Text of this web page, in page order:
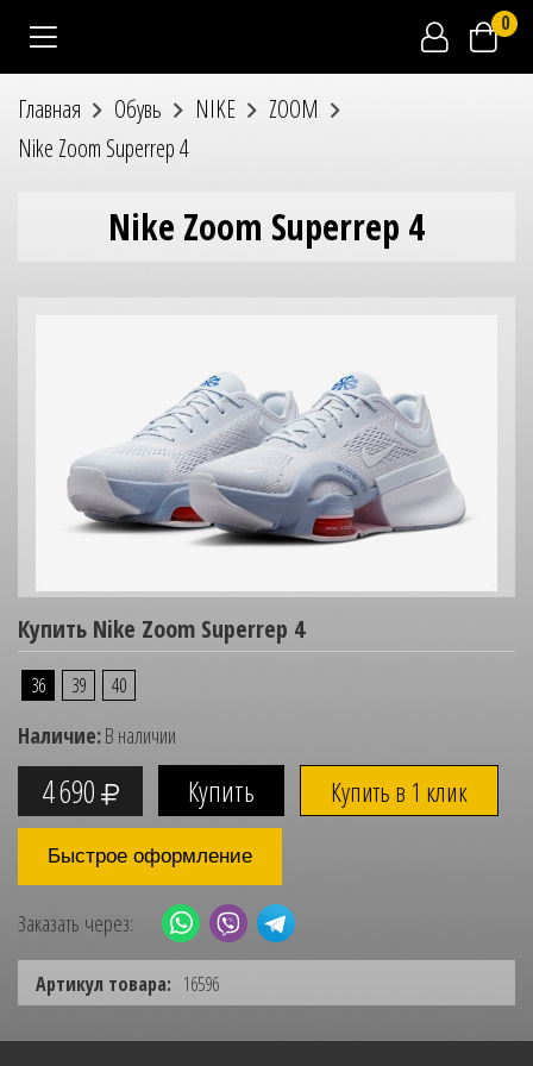
0
Главная Обувь NIKE
ZOOM
Nike Zoom Superrep 4
Nike Zoom Superrep 4
Купить Nike Zoom Superrep 4
36 39 40
Наличие:В наличии
4 690 Купить в 1 клик
Быстрое оформление
Заказать через:
Артикул товара: 16596